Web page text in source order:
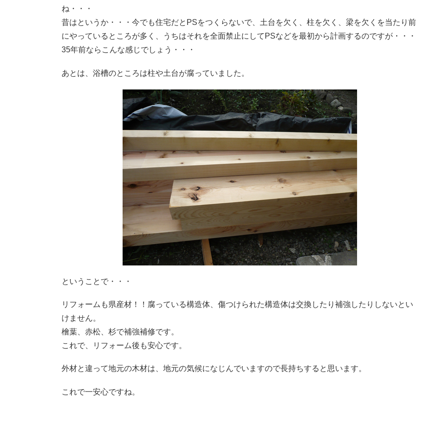
ね・・・
昔はというか・・・今でも住宅だとPSをつくらないで、土台を欠く、柱を欠く、梁を欠くを当たり前
にやっているところが多く、うちはそれを全面禁止にしてPSなどを最初から計画するのですが・・・
35年前ならこんな感じでしょう・・・
あとは、浴槽のところは柱や土台が腐っていました。
ということで・・・
リフォームも県産材！！腐っている構造体、傷つけられた構造体は交換したり補強したりしないとい
けません。
檜葉、赤松、杉で補強補修です。
これで、リフォーム後も安心です。
外材と違って地元の木材は、地元の気候になじんでいますので長持ちすると思います。
これで一安心ですね。